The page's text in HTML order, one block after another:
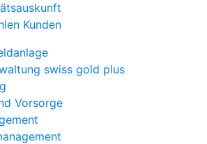
Kunden
swiss gold plus
Vorsorge